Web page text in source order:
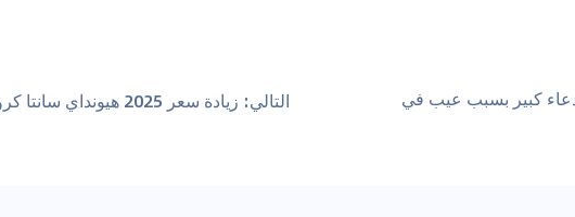
كبير بسبب عيب في
التالي: زيادة سعر 2025 هيونداي سانتا كروز